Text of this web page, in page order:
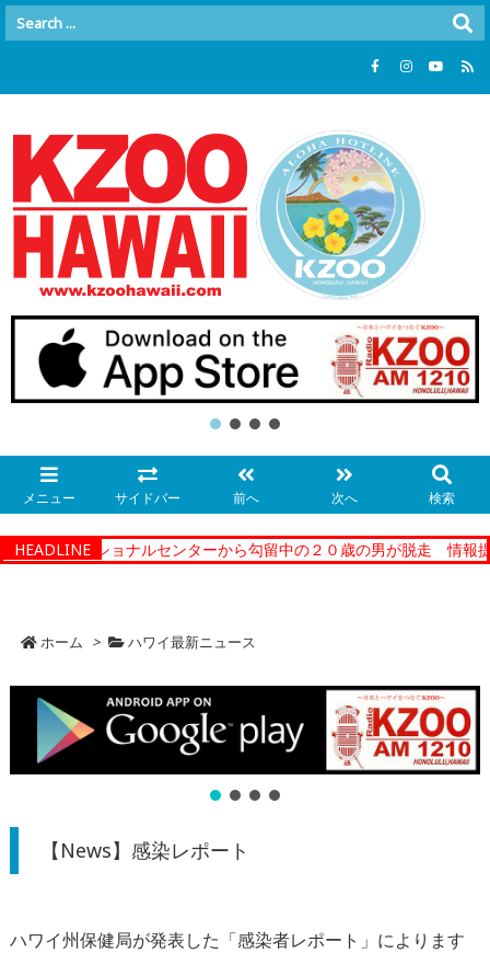
メニュー サイドバー 前へ 次へ 検索
HEADLINE
ーコレクショナルセンターから勾留中の２０歳の男が脱走 情報提供
ホーム > ハワイ最新ニュース
【News】感染レポート
ハワイ州保健局が発表した「感染者レポート」によります